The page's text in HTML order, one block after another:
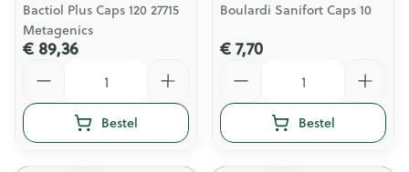
Bactiol Plus Caps 120 27715
Metagenics
€ 89,36
Bestel
Boulardi Sanifort Caps 10
€ 7,70
Bestel